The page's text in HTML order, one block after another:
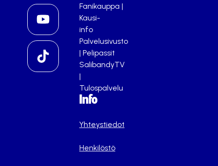
Fanikauppa |
Kausi-
info
Palvelusivusto
| Pelipassit
SalibandyTV
|
Tulospalvelu
Info
Yhteystiedot
Henkilöstö